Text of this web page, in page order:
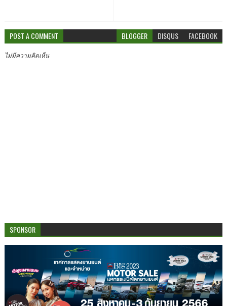
POST A COMMENT BLOGGER DISQUS FACEBOOK
ไม่มีความคิดเห็น
SPONSOR